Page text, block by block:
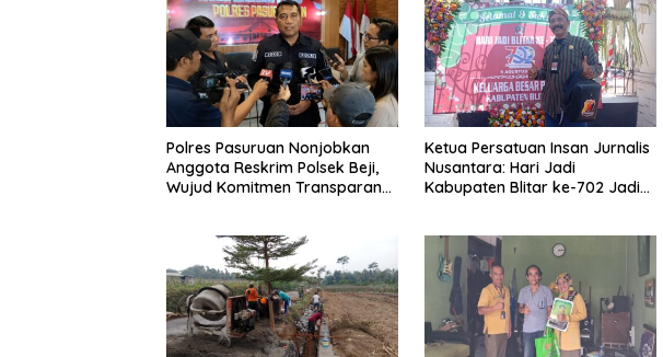
Polres Pasuruan Nonjobkan
Anggota Reskrim Polsek Beji,
Wujud Komitmen Transparansi
Ketua Persatuan Insan Jurnalis
Nusantara: Hari Jadi
Kabupaten Blitar ke-702 Jadi